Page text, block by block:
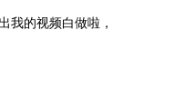
我的视频白做啦，